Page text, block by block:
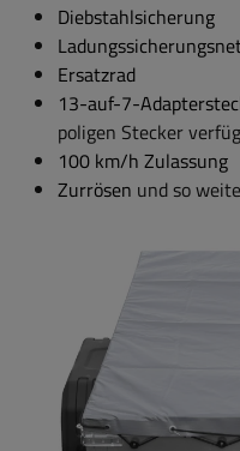
Diebstahlsicherung
Ersatzrad
13-auf-7-
poligen Stecker
100 km/h Zulassung
Zurrösen und so